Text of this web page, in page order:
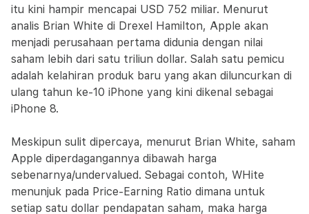
itu kini hampir mencapai USD 752 miliar. Menurut
analis Brian White di Drexel Hamilton, Apple akan
menjadi perusahaan pertama didunia dengan nilai
saham lebih dari satu triliun dollar. Salah satu pemicu
adalah kelahiran produk baru yang akan diluncurkan di
ulang tahun ke-10 iPhone yang kini dikenal sebagai
iPhone 8.
Meskipun sulit dipercaya, menurut Brian White, saham
Apple diperdagangannya dibawah harga
sebenarnya/undervalued. Sebagai contoh, WHite
menunjuk pada Price-Earning Ratio dimana untuk
setiap satu dollar pendapatan saham, maka harga